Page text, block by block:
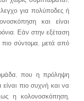
για πολύποδες ή
και είναι
Εάν στην εξέταση
πιο σύντομα, μετά από
που η πρόληψη
είναι πιο συχνή και να
η κολονοσκόπηση,